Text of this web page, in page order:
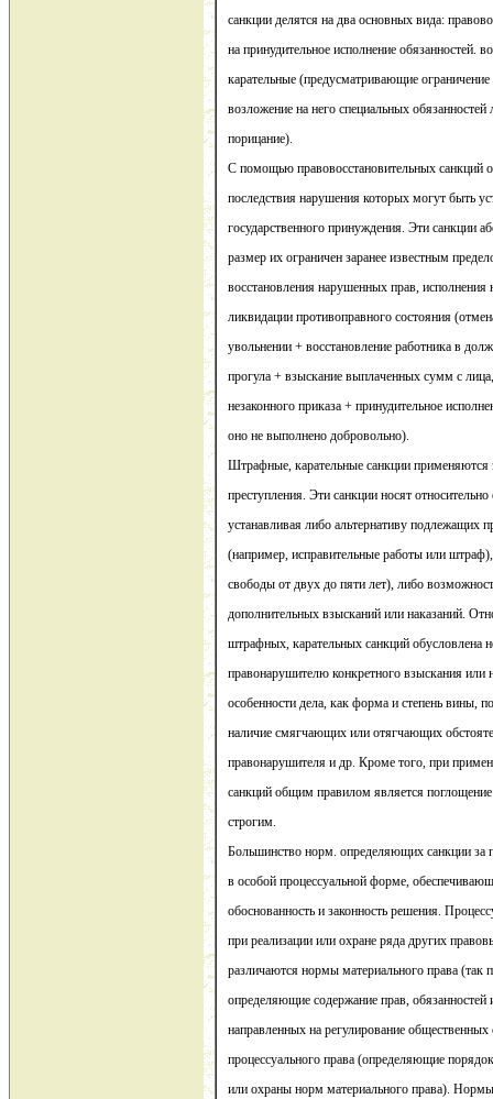
санкции делятся на два основных вида:
на принудительное исполнение обязанностей.
карательные (предусматривающие
возложение на него специальных
порицание).
С помощью правовосстановительных санкций
последствия нарушения которых могут быть
государственного принуждения. Эти санкции
размер их ограничен заранее известным
восстановления нарушенных прав, исполнения
ликвидации противоправного состояния
увольнении + восстановление работника в
прогула + взыскание выплаченных сумм с
незаконного приказа + принудительное
оно не выполнено добровольно).
Штрафные, карательные санкции применяются
преступления. Эти санкции носят
устанавливая либо альтернативу подлежащих
(например, исправительные работы или
свободы от двух до пяти лет), либо
дополнительных взысканий или наказаний.
штрафных, карательных санкций обусловлена
правонарушителю конкретного взыскания или
особенности дела, как форма и степень вины,
наличие смягчающих или отягчающих
правонарушителя и др. Кроме того, при
санкций общим правилом является поглощение
строгим.
Большинство норм. определяющих санкции за
в особой процессуальной форме,
обоснованность и законность решения.
при реализации или охране ряда других
различаются нормы материального права (так
определяющие содержание прав, обязанностей
направленных на регулирование
процессуального права (определяющие
или охраны норм материального права).